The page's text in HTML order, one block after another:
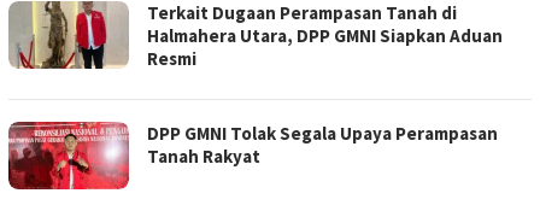
Terkait Dugaan Perampasan Tanah di
Halmahera Utara, DPP GMNI Siapkan Aduan
Resmi
DPP GMNI Tolak Segala Upaya Perampasan
Tanah Rakyat